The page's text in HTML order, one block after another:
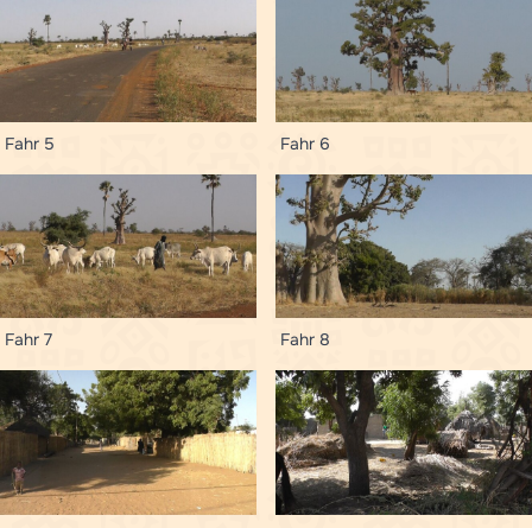
Fahr 5 Fahr 6
Fahr 7 Fahr 8